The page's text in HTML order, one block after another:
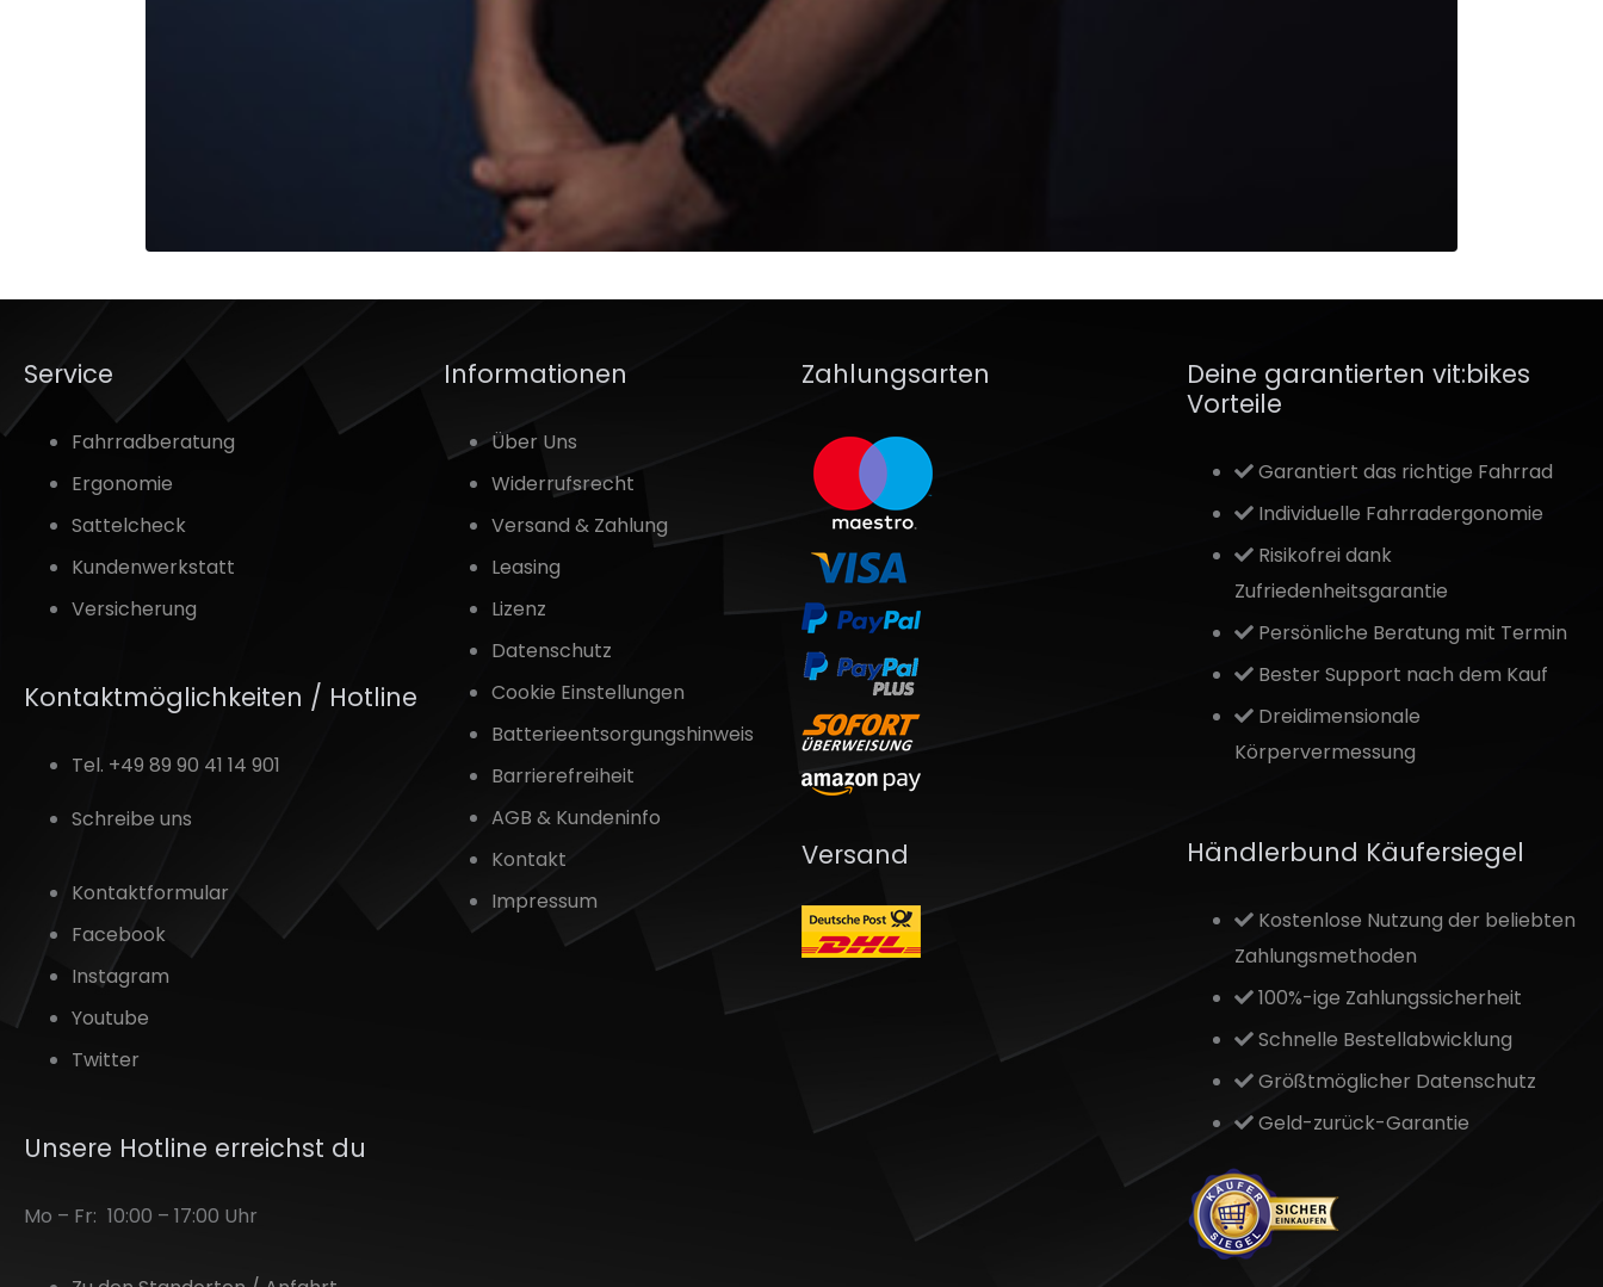
Service
Fahrradberatung
Ergonomie
Sattelcheck
Kundenwerkstatt
Versicherung
Kontaktmöglichkeiten / Hotline
Tel. +49 89 90 41 14 901
Schreibe uns
Kontaktformular
Facebook
Instagram
Youtube
Twitter
Unsere Hotline erreichst du
Mo – Fr: 10:00 – 17:00 Uhr
Informationen
Über Uns
Widerrufsrecht
Versand & Zahlung
Leasing
Lizenz
Datenschutz
Cookie Einstellungen
Batterieentsorgungshinweis
Barrierefreiheit
AGB & Kundeninfo
Kontakt
Impressum
Zahlungsarten
Versand
Deine garantierten vit:bikes
Vorteile
Garantiert das richtige Fahrrad
Individuelle Fahrradergonomie
Risikofrei dank
Zufriedenheitsgarantie
Persönliche Beratung mit Termin
Bester Support nach dem Kauf
Dreidimensionale
Körpervermessung
Händlerbund Käufersiegel
Kostenlose Nutzung der beliebten
Zahlungsmethoden
100%-ige Zahlungssicherheit
Schnelle Bestellabwicklung
Größtmöglicher Datenschutz
Geld-zurück-Garantie